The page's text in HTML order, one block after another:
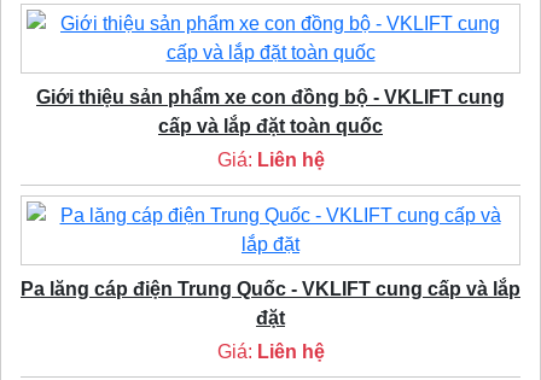
Giới thiệu sản phẩm xe con đồng bộ - VKLIFT cung
cấp và lắp đặt toàn quốc
Giá: Liên hệ
Pa lăng cáp điện Trung Quốc - VKLIFT cung cấp và lắp
đặt
Giá: Liên hệ